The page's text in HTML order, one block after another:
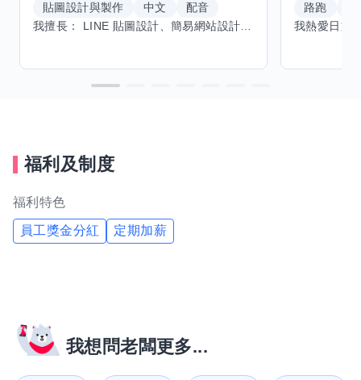
貼圖設計與製作
中文
配音
路跑
福利及制度
福利特色
員工獎金分紅 定期加薪
我想問老闆更多...